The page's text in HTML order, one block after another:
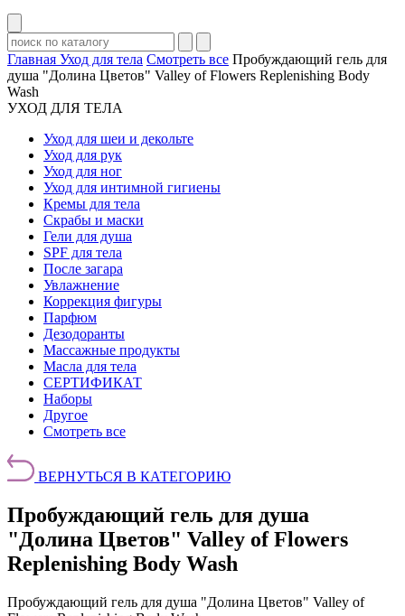
Главная Уход для тела Смотреть все Пробуждающий гель для
душа "Долина Цветов" Valley of Flowers Replenishing Body
Wash
УХОД ДЛЯ ТЕЛА
Уход для шеи и декольте
Уход для рук
Уход для ног
Уход для интимной гигиены
Кремы для тела
Скрабы и маски
Гели для душа
SPF для тела
После загара
Увлажнение
Коррекция фигуры
Парфюм
Дезодоранты
Массажные продукты
Масла для тела
СЕРТИФИКАТ
Наборы
Другое
Смотреть все
ВЕРНУТЬСЯ В КАТЕГОРИЮ
Пробуждающий гель для душа
"Долина Цветов" Valley of Flowers
Replenishing Body Wash
Пробуждающий гель для душа "Долина Цветов" Valley of